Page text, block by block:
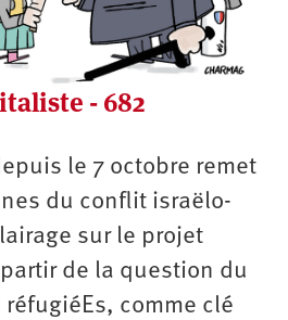
- 682
le 7 octobre remet
du conflit israëlo-
sur le projet
de la question du
comme clé